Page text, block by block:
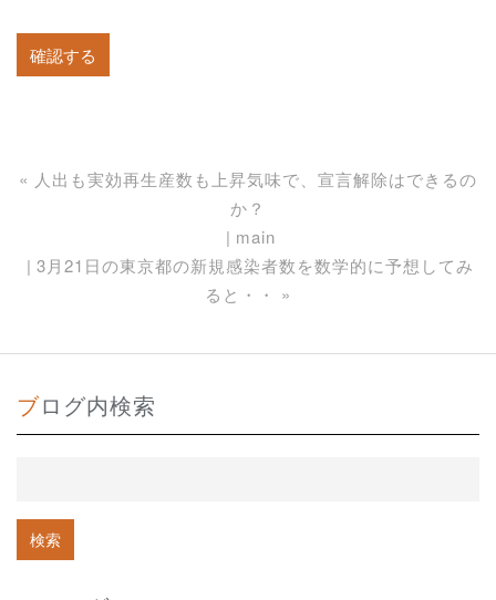
« 人出も実効再生産数も上昇気味で、宣言解除はできるの
か？
main
3月21日の東京都の新規感染者数を数学的に予想してみ
ると・・
»
ブログ内検索